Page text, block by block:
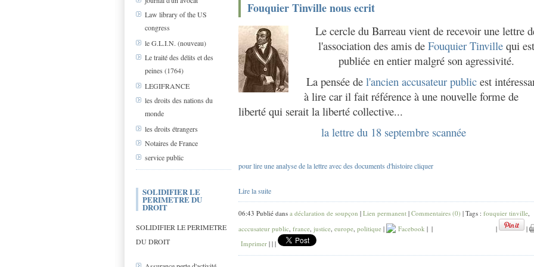
Law library of the US
congress
le G.L.I.N. (nouveau)
Le traité des délits et des
peines (1764)
LEGIFRANCE
les droits des nations du
monde
les droits étrangers
Notaires de France
service public
SOLIDIFIER LE
PERIMETRE DU
DROIT
SOLIDIFIER LE PERIMETRE
DU DROIT
Fouquier Tinville nous ecrit
Le cercle du Barreau vient de recevoir une lettre
l'association des amis de Fouquier Tinvillequi est
publiée en entier malgré son agressivité.
La pensée del'ancien accusateur public est
à lire car il fait référence à une nouvelle forme de
liberté qui serait la liberté collective...
la lettre du 18 septembre scannée
pour lire une analyse de la lettre avec des documents d'histoire cliquer
Lire la suite
06:43 Publié dans a déclaration de soupçon | Lien permanent | Commentaires (0) | Tags : fouquier tinville,
acccusateur public, france, justice, europe, politique | Facebook | | |
|
Imprimer | | |